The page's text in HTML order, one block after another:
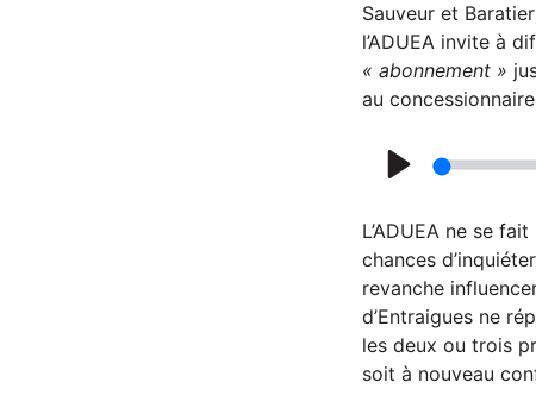
Sauveur et
l’ADUEA invite à
« abonnement »
au
l
a
y
L’ADUEA ne se
chances
revanche
d’Entraigues ne
les deux ou trois
soit à nouveau